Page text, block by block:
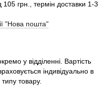
105 грн., термін доставки 1-3
"Нова пошта"
у відділенні. Вартість
індивідуально в
типу товару.